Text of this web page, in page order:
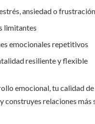
ansiedad o frustración
limitantes
emocionales repetitivos
resiliente y flexible
emocional, tu calidad
construyes relaciones más